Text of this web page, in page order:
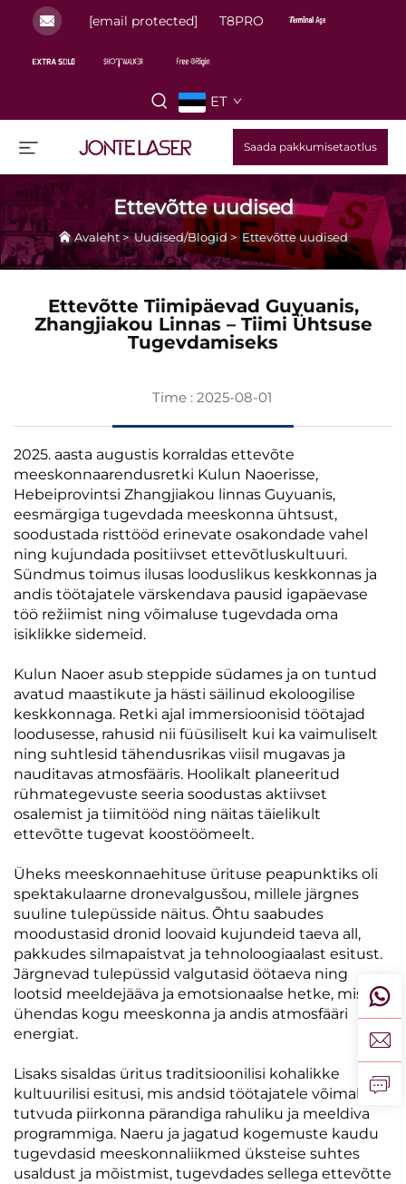
[email protected] T8PRO
ET
Saada pakkumisetaotlus
Ettevõtte uudised
Avaleht>Uudised/Blogid> Ettevõtte uudised
Ettevõtte Tiimipäevad Guyuanis,
Zhangjiakou Linnas – Tiimi Ühtsuse
Tugevdamiseks
Time : 2025-08-01
2025. aasta augustis korraldas ettevõte
meeskonnaarendusretki Kulun Naoerisse,
Hebeiprovintsi Zhangjiakou linnas Guyuanis,
eesmärgiga tugevdada meeskonna ühtsust,
soodustada risttööd erinevate osakondade vahel
ning kujundada positiivset ettevõtluskultuuri.
Sündmus toimus ilusas looduslikus keskkonnas ja
andis töötajatele värskendava pausid igapäevase
töö režiimist ning võimaluse tugevdada oma
isiklikke sidemeid.
Kulun Naoer asub steppide südames ja on tuntud
avatud maastikute ja hästi säilinud ekoloogilise
keskkonnaga. Retki ajal immersioonisid töötajad
loodusesse, rahusid nii füüsiliselt kui ka vaimuliselt
ning suhtlesid tähendusrikas viisil mugavas ja
nauditavas atmosfääris. Hoolikalt planeeritud
rühmategevuste seeria soodustas aktiivset
osalemist ja tiimitööd ning näitas täielikult
ettevõtte tugevat koostöömeelt.
Üheks meeskonnaehituse ürituse peapunktiks oli
spektakulaarne dronevalgusšou, millele järgnes
suuline tulepüsside näitus. Õhtu saabudes
moodustasid dronid loovaid kujundeid taeva all,
pakkudes silmapaistvat ja tehnoloogiaalast esitust.
Järgnevad tulepüssid valgutasid öötaeva ning
lootsid meeldejääva ja emotsionaalse hetke, mis
ühendas kogu meeskonna ja andis atmosfääri
energiat.
Lisaks sisaldas üritus traditsioonilisi kohalikke
kultuurilisi esitusi, mis andsid töötajatele võimaluse
tutvuda piirkonna pärandiga rahuliku ja meeldiva
programmiga. Naeru ja jagatud kogemuste kaudu
tugevdasid meeskonnaliikmed üksteise suhtes
usaldust ja mõistmist, tugevdades sellega ettevõtte